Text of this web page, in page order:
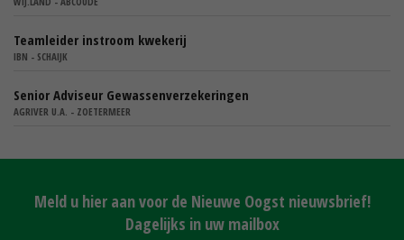
Teamleider instroom kwekerij
IBN - SCHAIJK
Senior Adviseur Gewassenverzekeringen
AGRIVER U.A. - ZOETERMEER
Meld u hier aan voor de Nieuwe Oogst nieuwsbrief!
Dagelijks in uw mailbox